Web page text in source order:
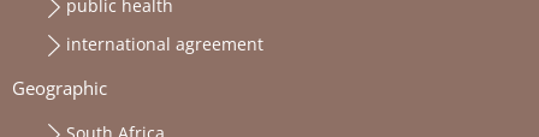
public health
international agreement
Geographic